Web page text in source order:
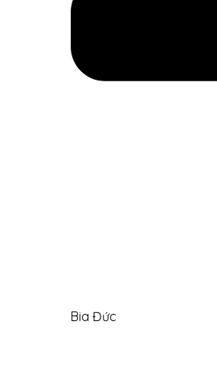
Bia Đức